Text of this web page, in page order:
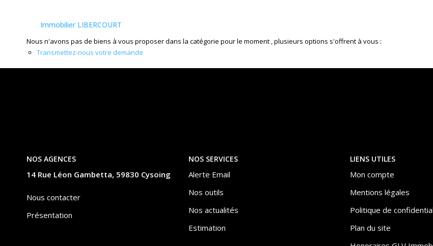
Immobilier LIBERCOURT
Nous n'avons pas de biens à vous proposer dans la catégorie pour le moment , plusieurs options s'offrent à vous :
Transmettez-nous votre demande
NOS AGENCES
14 Rue Léon Gambetta, 59830 Cysoing
Nous contacter
Présentation
NOS SERVICES
Alerte Email
Nos outils
Nos actualités
Estimation
LIENS UTILES
Mon compte
Mentions légales
Politique de
Plan du site